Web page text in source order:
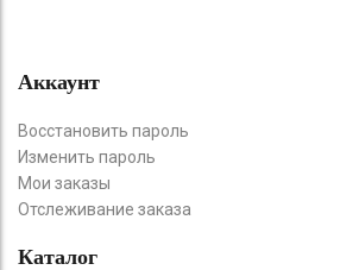
Аккаунт
Восстановить пароль
Изменить пароль
Мои заказы
Отслеживание заказа
Каталог